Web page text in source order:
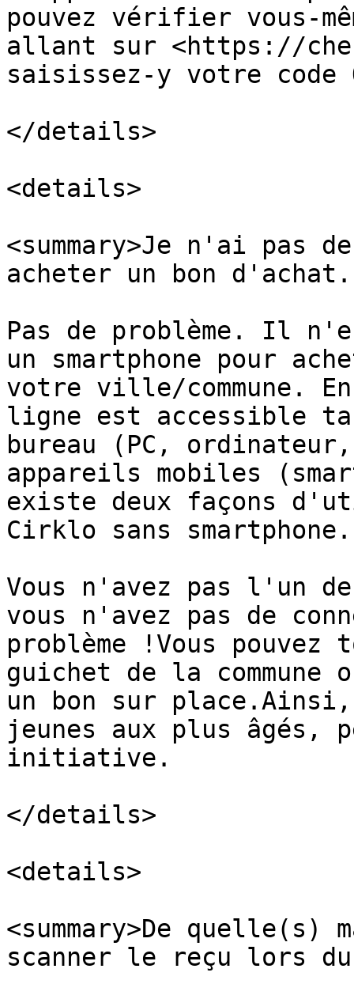
pouvez vérifier vous-
allant sur <https://
saisissez-y votre code
</details>
<details>
<summary>Je n'ai pas
acheter un bon d'achat.
Pas de problème. Il
un smartphone pour
votre ville/commune.
ligne est accessible
bureau (PC,
appareils mobiles
existe deux façons
Cirklo sans smartphone.
Vous n'avez pas l'un
vous n'avez pas de
problème !Vous
guichet de la
un bon sur
jeunes aux plus
initiative.
</details>
<details>
<summary>De
scanner le reçu lors du